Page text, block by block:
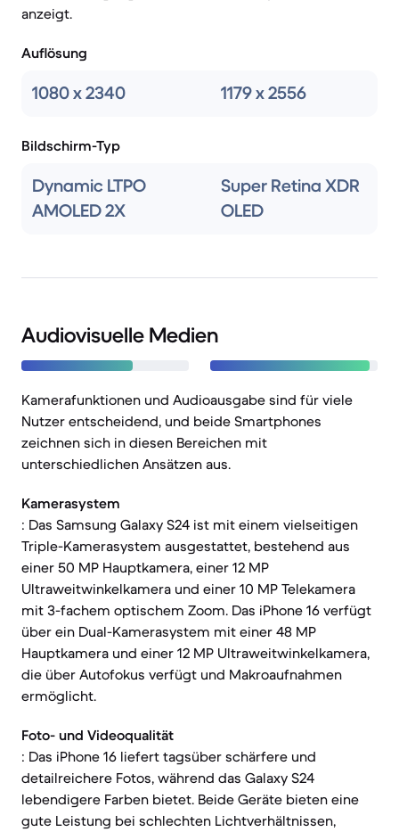
anzeigt.
Auflösung
1080 x 2340 1179 x 2556
Bildschirm-Typ
Dynamic LTPO
AMOLED 2X
Super Retina XDR
OLED
Audiovisuelle Medien
Kamerafunktionen und Audioausgabe sind für viele
Nutzer entscheidend, und beide Smartphones
zeichnen sich in diesen Bereichen mit
unterschiedlichen Ansätzen aus.
Kamerasystem
: Das Samsung Galaxy S24 ist mit einem vielseitigen
Triple-Kamerasystem ausgestattet, bestehend aus
einer 50 MP Hauptkamera, einer 12 MP
Ultraweitwinkelkamera und einer 10 MP Telekamera
mit 3-fachem optischem Zoom. Das iPhone 16 verfügt
über ein Dual-Kamerasystem mit einer 48 MP
Hauptkamera und einer 12 MP Ultraweitwinkelkamera,
die über Autofokus verfügt und Makroaufnahmen
ermöglicht.
Foto- und Videoqualität
: Das iPhone 16 liefert tagsüber schärfere und
detailreichere Fotos, während das Galaxy S24
lebendigere Farben bietet. Beide Geräte bieten eine
gute Leistung bei schlechten Lichtverhältnissen,